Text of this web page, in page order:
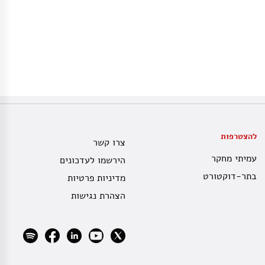
להצטרפות
עמיתי מחקר
בתר-דוקטורט
צרו קשר
הירשמו לעדכונים
מדיניות פרטיות
הצהרת נגישות